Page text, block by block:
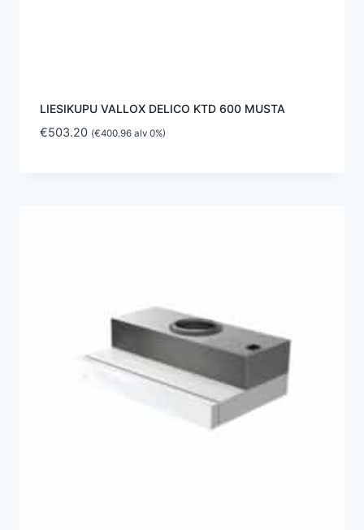
LIESIKUPU VALLOX DELICO KTD 600 MUSTA
€503.20 (€400.96alv 0%)